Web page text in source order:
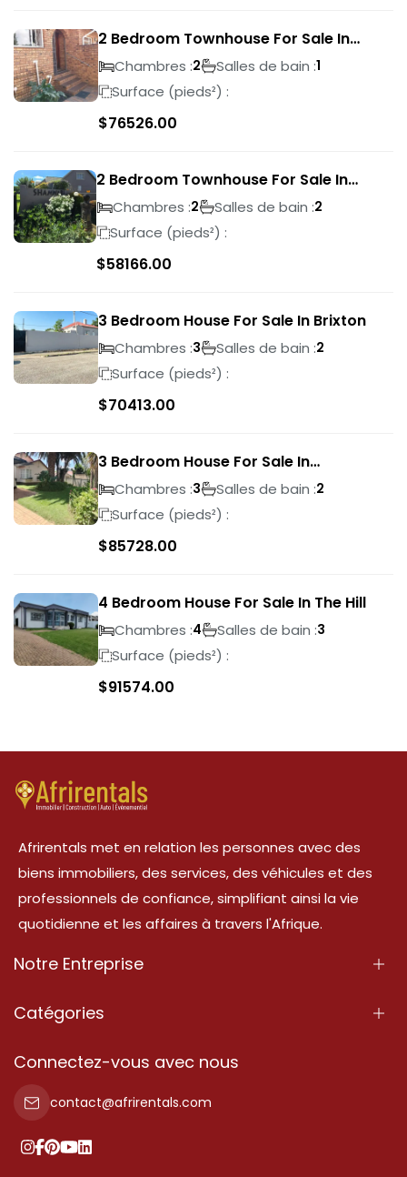
2 Bedroom Townhouse For Sale In
Ridgeway
Chambres :2 Salles de bain :1
Surface (pieds²) :
$76526.00
2 Bedroom Townhouse For Sale In
Bassonia Rock
Chambres :2 Salles de bain :2
Surface (pieds²) :
$58166.00
3 Bedroom House For Sale In Brixton
Chambres :3 Salles de bain :2
Surface (pieds²) :
$70413.00
3 Bedroom House For Sale In
Suideroord
Chambres :3 Salles de bain :2
Surface (pieds²) :
$85728.00
4 Bedroom House For Sale In The Hill
Chambres :4 Salles de bain :3
Surface (pieds²) :
$91574.00
Afrirentals met en relation les personnes avec des
biens immobiliers, des services, des véhicules et des
professionnels de confiance, simplifiant ainsi la vie
quotidienne et les affaires à travers l'Afrique.
Notre Entreprise
À Propos
Conditions d'Utilisation
Politique de Confidentialité
Catégories
Propriété
Propriété à vendre
Propriété à louer
Ajoutez votre témoignage
Connectez-vous avec nous
contact@afrirentals.com